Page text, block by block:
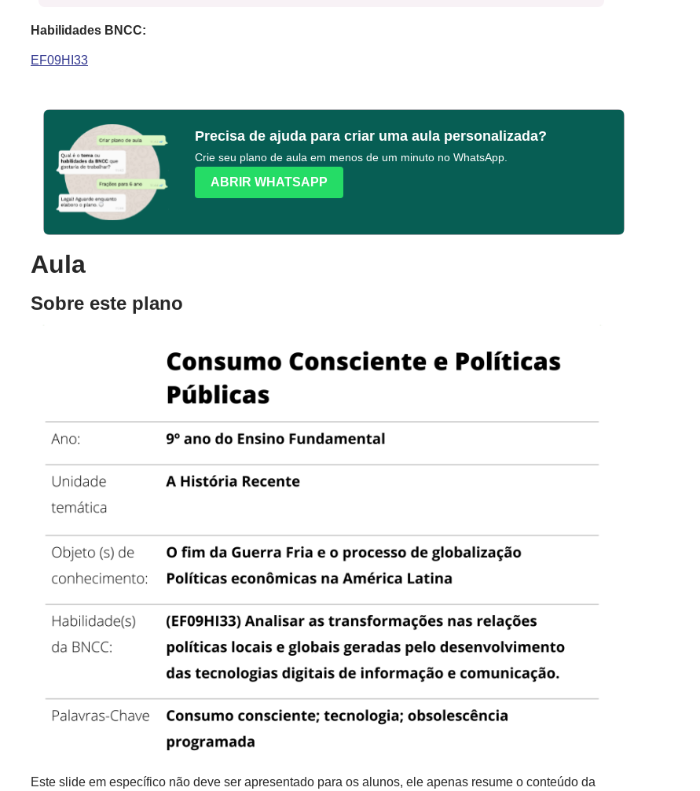
Habilidades BNCC:
EF09HI33
Precisa de ajuda para criar uma aula personalizada?
Crie seu plano de aula em menos de um minuto no WhatsApp.
ABRIR WHATSAPP
Aula
Sobre este plano
Este slide em específico não deve ser apresentado para os alunos, ele apenas resume o conteúdo da